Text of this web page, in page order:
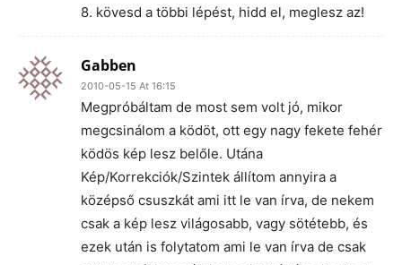
8. kövesd a többi lépést, hidd el, meglesz az!
Gabben
2010-05-15 At 16:15
Megpróbáltam de most sem volt jó, mikor
megcsinálom a ködöt, ott egy nagy fekete fehér
ködös kép lesz belőle. Utána
Kép/Korrekciók/Szintek állítom annyira a
középső csuszkát ami itt le van írva, de nekem
csak a kép lesz világosabb, vagy sötétebb, és
ezek után is folytatom ami le van írva de csak